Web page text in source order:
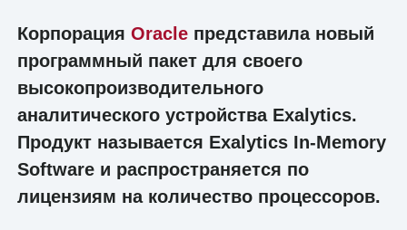
Корпорация Oracleпредставила новый
программный пакет для своего
высокопроизводительного
аналитического устройства Exalytics.
Продукт называется Exalytics In-Memory
Software и распространяется по
лицензиям на количество процессоров.